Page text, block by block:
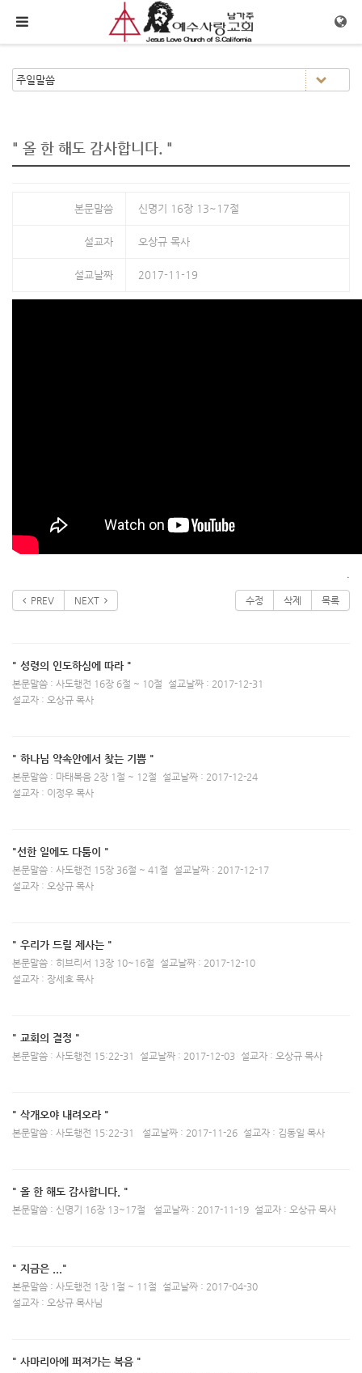
메뉴 건너뛰기
" 올 한 해도 감사합니다. "
본문말씀 신명기 16장 13~17절
설교자 오상규 목사
설교날짜 2017-11-19
.
PREV NEXT 수정 삭제 목록
" 성령의 인도하심에 따라 "
본문말씀 : 사도행전 16장 6절 ~ 10절
설교날짜 : 2017-12-31
설교자 : 오상규 목사
" 하나님 약속안에서 찾는 기쁨 "
본문말씀 : 마태복음 2장 1절 ~ 12절
설교날짜 : 2017-12-24
설교자 : 이정우 목사
"선한 일에도 다툼이 "
본문말씀 : 사도행전 15장 36절 ~ 41절
설교날짜 : 2017-12-17
설교자 : 오상규 목사
" 우리가 드릴 제사는 "
본문말씀 : 히브리서 13장 10~16절
설교날짜 : 2017-12-10
설교자 : 장세호 목사
" 교회의 결정 "
본문말씀 : 사도행전 15:22-31 설교날짜 : 2017-12-03 설교자 : 오상규 목사
" 삭개오야 내려오라 "
본문말씀 : 사도행전 15:22-31 설교날짜 : 2017-11-26 설교자 : 김동일 목사
" 올 한 해도 감사합니다. "
본문말씀 : 신명기 16장 13~17절 설교날짜 : 2017-11-19 설교자 : 오상규 목사
" 지금은 ..."
본문말씀 : 사도행전 1장 1절 ~ 11절
설교날짜 : 2017-04-30
설교자 : 오상규 목사님
" 사마리아에 퍼져가는 복음 "